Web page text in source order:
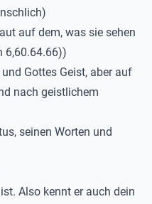
auf dem, was sie sehen
6,60.64.66))
und Gottes Geist, aber auf
nach geistlichem
seinen Worten und
Also kennt er auch dein